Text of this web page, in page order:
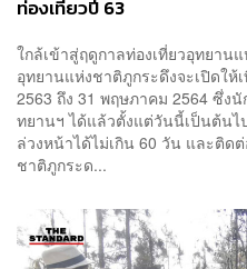
ท่องเที่ยวปี 63
ใกล้เข้าสู่ฤดูกาลท่องเที่ยวอุทยา
อุทยานแห่งชาติภูกระดึงจะเปิดใ
2563 ถึง 31 พฤษภาคม 2564 ซึ่ง
ทยานฯ ได้แล้วตั้งแต่วันนี้เป็นต้นไ
ล่วงหน้าได้ไม่เกิน 60 วัน และติ
ชาติภูกระด...